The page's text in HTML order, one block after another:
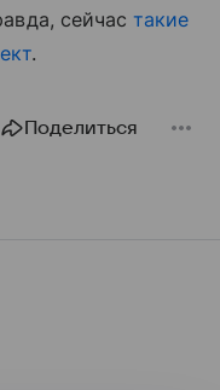
сейчастакие
.
Поделиться